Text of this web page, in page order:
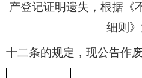
产登记证明遗失，根据《
细则
十二条的规定，现公告作废